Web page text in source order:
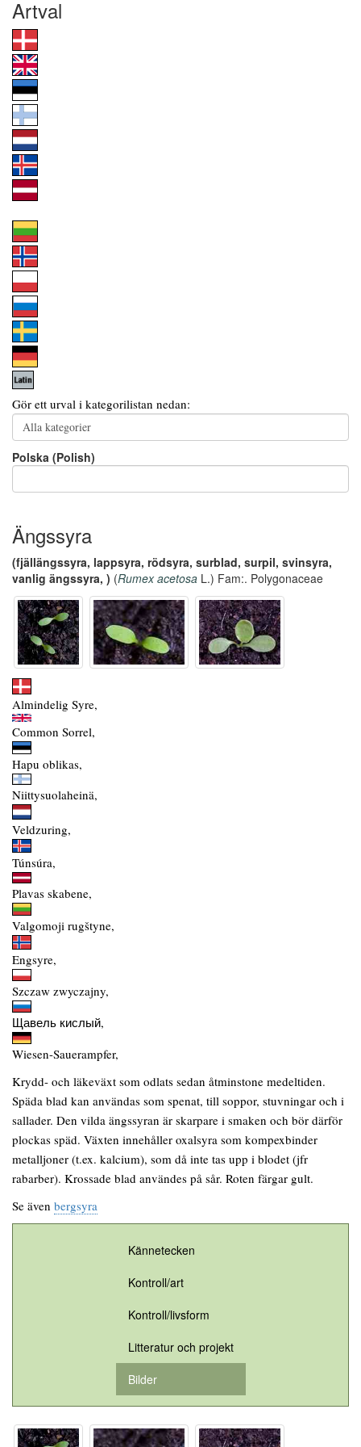
Artval
Gör ett urval i kategorilistan nedan:
Polska (Polish)
Ängssyra
(fjällängssyra, lappsyra, rödsyra, surblad, surpil, svinsyra,
vanlig ängssyra, ) (Rumex acetosa L.) Fam:. Polygonaceae
Almindelig Syre,
Common Sorrel,
Hapu oblikas,
Niittysuolaheinä,
Veldzuring,
Túnsúra,
Plavas skabene,
Valgomoji rugštyne,
Engsyre,
Szczaw zwyczajny,
Щавель кислый,
Wiesen-Sauerampfer,
Krydd- och läkeväxt som odlats sedan åtminstone medeltiden.
Späda blad kan användas som spenat, till soppor, stuvningar och i
sallader. Den vilda ängssyran är skarpare i smaken och bör därför
plockas späd. Växten innehåller oxalsyra som kompexbinder
metalljoner (t.ex. kalcium), som då inte tas upp i blodet (jfr
rabarber). Krossade blad användes på sår. Roten färgar gult.
Se även bergsyra
Kännetecken
Kontroll/art
Kontroll/livsform
Litteratur och projekt
Bilder